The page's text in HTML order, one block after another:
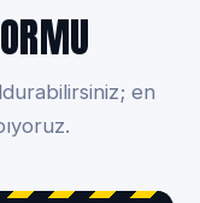
en